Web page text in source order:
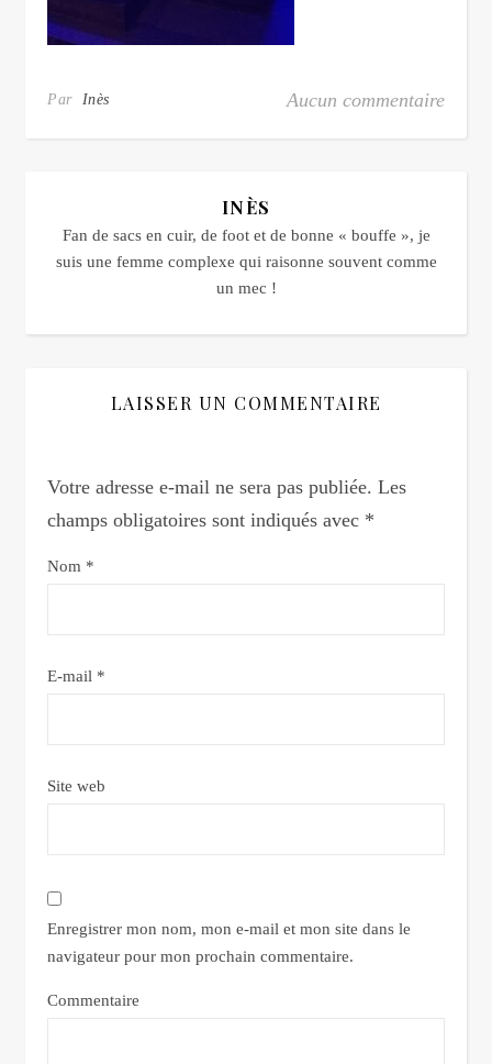
Par Inès Aucun commentaire
INÈS
Fan de sacs en cuir, de foot et de bonne « bouffe », je
suis une femme complexe qui raisonne souvent comme
un mec !
LAISSER UN COMMENTAIRE
Votre adresse e-mail ne sera pas publiée. Les
champs obligatoires sont indiqués avec *
Nom *
E-mail *
Site web
Enregistrer mon nom, mon e-mail et mon site dans le
navigateur pour mon prochain commentaire.
Commentaire